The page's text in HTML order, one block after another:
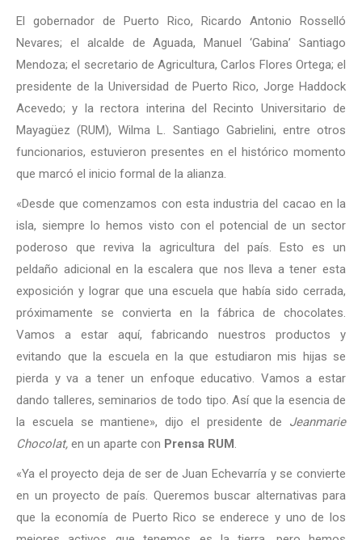
El gobernador de Puerto Rico, Ricardo Antonio Rosselló
Nevares; el alcalde de Aguada, Manuel ‘Gabina’ Santiago
Mendoza; el secretario de Agricultura, Carlos Flores Ortega; el
presidente de la Universidad de Puerto Rico, Jorge Haddock
Acevedo; y la rectora interina del Recinto Universitario de
Mayagüez (RUM), Wilma L. Santiago Gabrielini, entre otros
funcionarios, estuvieron presentes en el histórico momento
que marcó el inicio formal de la alianza.
«Desde que comenzamos con esta industria del cacao en la
isla, siempre lo hemos visto con el potencial de un sector
poderoso que reviva la agricultura del país. Esto es un
peldaño adicional en la escalera que nos lleva a tener esta
exposición y lograr que una escuela que había sido cerrada,
próximamente se convierta en la fábrica de chocolates.
Vamos a estar aquí, fabricando nuestros productos y
evitando que la escuela en la que estudiaron mis hijas se
pierda y va a tener un enfoque educativo. Vamos a estar
dando talleres, seminarios de todo tipo. Así que la esencia de
la escuela se mantiene», dijo el presidente de Jeanmarie
Chocolat, en un aparte con Prensa RUM
«Ya el proyecto deja de ser de Juan Echevarría y se convierte
en un proyecto de país. Queremos buscar alternativas para
que la economía de Puerto Rico se enderece y uno de los